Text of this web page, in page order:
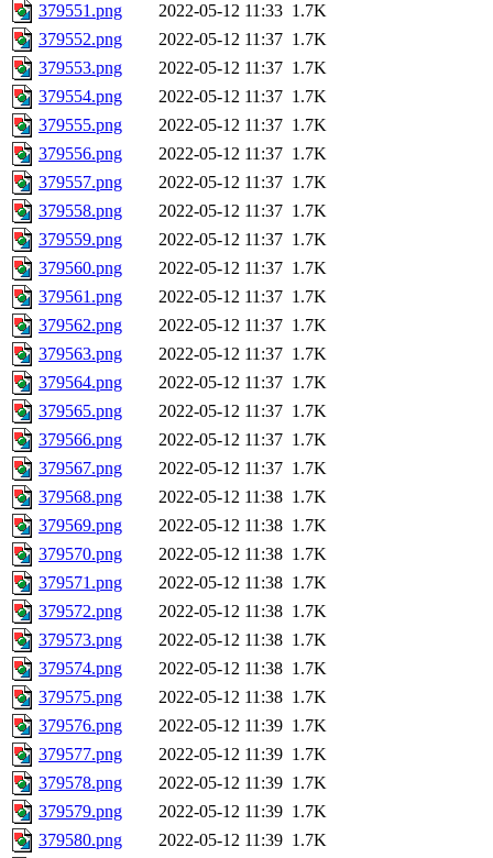
379551.png 2022-05-12 11:33 1.7K
379552.png
2022-05-12 11:37 1.7K
379553.png
2022-05-12 11:37 1.7K
379554.png
2022-05-12 11:37 1.7K
379555.png
2022-05-12 11:37 1.7K
379556.png
2022-05-12 11:37 1.7K
379557.png
2022-05-12 11:37 1.7K
379558.png
2022-05-12 11:37 1.7K
379559.png
2022-05-12 11:37 1.7K
379560.png
2022-05-12 11:37 1.7K
379561.png
2022-05-12 11:37 1.7K
379562.png
2022-05-12 11:37 1.7K
379563.png
2022-05-12 11:37 1.7K
379564.png
2022-05-12 11:37 1.7K
379565.png
2022-05-12 11:37 1.7K
379566.png
2022-05-12 11:37 1.7K
379567.png
2022-05-12 11:37 1.7K
379568.png
2022-05-12 11:38 1.7K
379569.png
2022-05-12 11:38 1.7K
379570.png
2022-05-12 11:38 1.7K
379571.png
2022-05-12 11:38 1.7K
379572.png
2022-05-12 11:38 1.7K
379573.png
2022-05-12 11:38 1.7K
379574.png
2022-05-12 11:38 1.7K
379575.png
2022-05-12 11:38 1.7K
379576.png
2022-05-12 11:39 1.7K
379577.png
2022-05-12 11:39 1.7K
379578.png
2022-05-12 11:39 1.7K
379579.png
2022-05-12 11:39 1.7K
379580.png
2022-05-12 11:39 1.7K